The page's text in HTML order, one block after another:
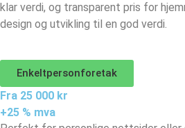
klar verdi, og transparent pris for
design og utvikling til en god verdi.
Enkeltpersonforetak
Fra 25 000 kr
+25 % mva